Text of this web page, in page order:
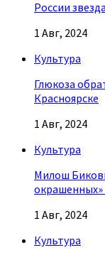
России
1 Авг, 2024
Культура
Глюкоза
Красноярске
1 Авг, 2024
Культура
Милош
окрашенных»
1 Авг, 2024
Культура